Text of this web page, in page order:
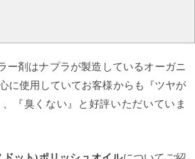
ー剤はナプラが製造しているオーガニ
に使用していてお客様からも『ツヤが
『臭くない』と好評いただいていま